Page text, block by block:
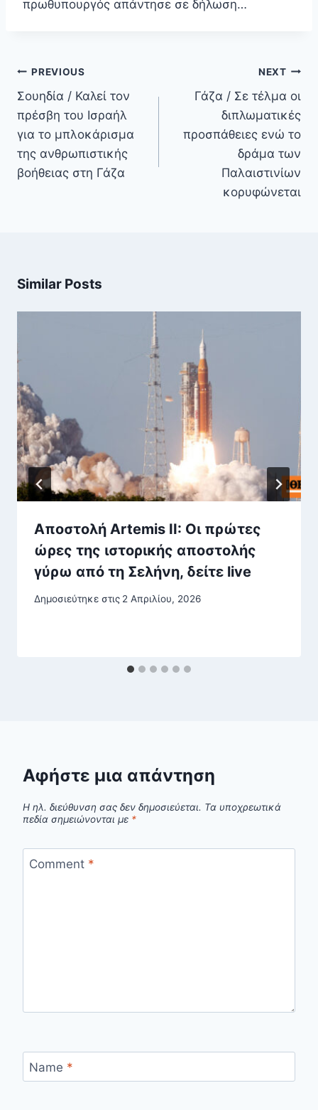
πρωθυπουργός απάντησε σε δήλωση…
Πλοήγηση
άρθρων
PREVIOUS
Σουηδία / Καλεί τον
πρέσβη του Ισραήλ
για το μπλοκάρισμα
της ανθρωπιστικής
βοήθειας στη Γάζα
NEXT
Γάζα / Σε τέλμα οι
διπλωματικές
προσπάθειες ενώ το
δράμα των
Παλαιστινίων
κορυφώνεται
Similar Posts
Αποστολή Artemis II: Οι πρώτες
ώρες της ιστορικής αποστολής
γύρω από τη Σελήνη, δείτε live
Δημοσιεύτηκε στις 2 Απριλίου, 2026
Αφήστε μια απάντηση
Η ηλ. διεύθυνση σας δεν δημοσιεύεται. Τα υποχρεωτικά
πεδία σημειώνονται με *
Comment *
Name *